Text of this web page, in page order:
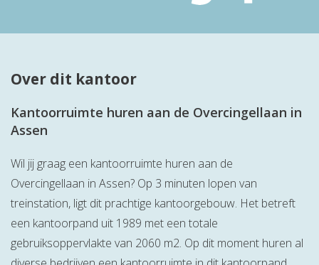
Over dit kantoor
Kantoorruimte huren aan de Overcingellaan in
Assen
Wil jij graag een kantoorruimte huren aan de
Overcingellaan in Assen? Op 3 minuten lopen van
treinstation, ligt dit prachtige kantoorgebouw. Het betreft
een kantoorpand uit 1989 met een totale
gebruiksoppervlakte van 2060 m2. Op dit moment huren al